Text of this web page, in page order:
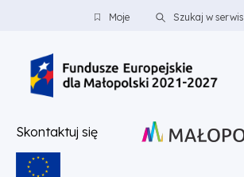
PRZEJDŹ DO TREŚCI
PRZEJDŹ DO MENUMoje Szukaj w
Skontaktuj się